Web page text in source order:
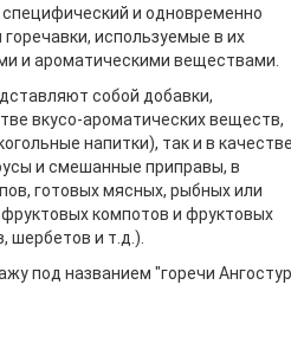
и одновременно
используемые в их
и ароматическими веществами.
собой добавки,
вкусо-ароматических веществ,
напитки), так и в качестве
и смешанные приправы, в
готовых мясных, рыбных или
компотов и фруктовых
шербетов и т.д.).
под названием "горечи